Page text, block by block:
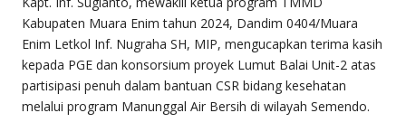
Kabupaten Muara Enim tahun 2024, Dandim 0404/Muara
Enim Letkol Inf. Nugraha SH, MIP, mengucapkan terima kasih
kepada PGE dan konsorsium proyek Lumut Balai Unit-2 atas
partisipasi penuh dalam bantuan CSR bidang kesehatan
melalui program Manunggal Air Bersih di wilayah Semendo.